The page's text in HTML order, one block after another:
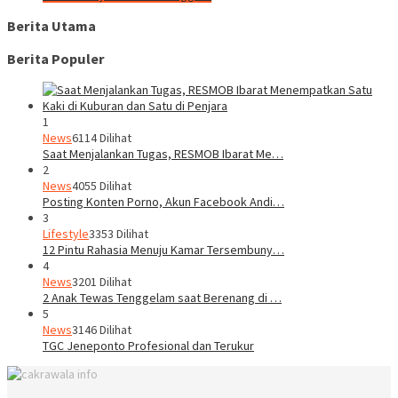
Berita Utama
Berita Populer
1
News6114 Dilihat
Saat Menjalankan Tugas, RESMOB Ibarat Me…
2
News4055 Dilihat
Posting Konten Porno, Akun Facebook Andi…
3
Lifestyle3353 Dilihat
12 Pintu Rahasia Menuju Kamar Tersembuny…
4
News3201 Dilihat
2 Anak Tewas Tenggelam saat Berenang di …
5
News3146 Dilihat
TGC Jeneponto Profesional dan Terukur